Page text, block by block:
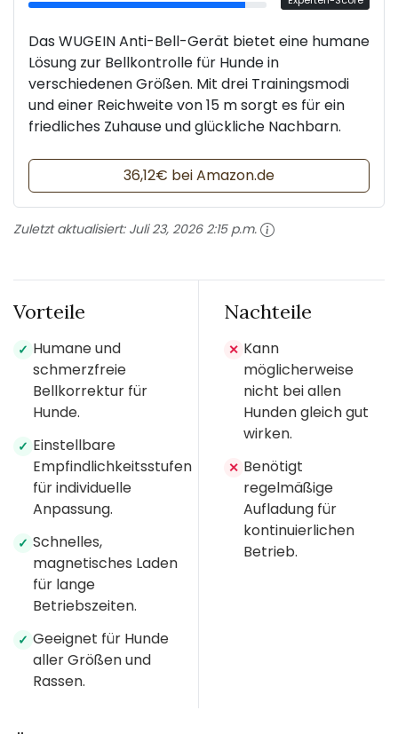
Das WUGEIN Anti-Bell-Gerät bietet eine humane
Lösung zur Bellkontrolle für Hunde in
verschiedenen Größen. Mit drei Trainingsmodi
und einer Reichweite von 15 m sorgt es für ein
friedliches Zuhause und glückliche Nachbarn.
36,12€ bei Amazon.de
Zuletzt aktualisiert: Juli 23, 2026 2:15 p.m.
Vorteile
✓ Humane und
schmerzfreie
Bellkorrektur für
Hunde.
✓ Einstellbare
Empfindlichkeitsstufen
für individuelle
Anpassung.
✓ Schnelles,
magnetisches Laden
für lange
Betriebszeiten.
✓ Geeignet für Hunde
aller Größen und
Rassen.
Nachteile
✕ Kann
möglicherweise
nicht bei allen
Hunden gleich gut
wirken.
✕ Benötigt
regelmäßige
Aufladung für
kontinuierlichen
Betrieb.